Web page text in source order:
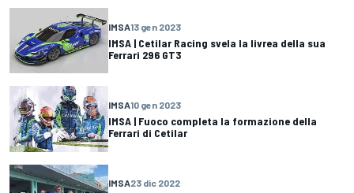
IMSA13 gen 2023
IMSA | Cetilar Racing svela la livrea della sua
Ferrari 296 GT3
IMSA10 gen 2023
IMSA | Fuoco completa la formazione della
Ferrari di Cetilar
IMSA23 dic 2022